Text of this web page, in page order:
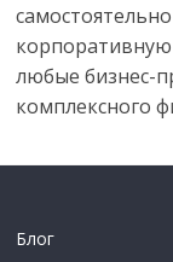
любые бизнес-
комплексного
Блог